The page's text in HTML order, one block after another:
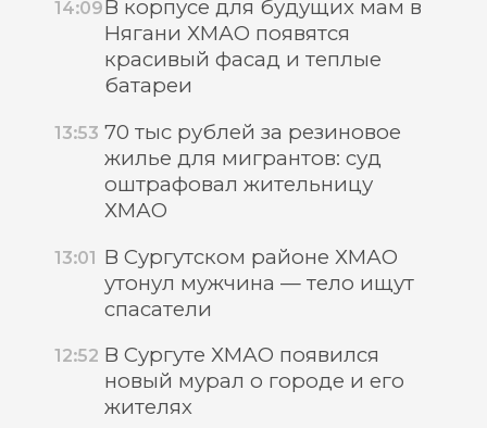
14:09В корпусе для будущих мам в
Нягани ХМАО появятся
красивый фасад и теплые
батареи
13:53 70 тыс рублей за резиновое
жилье для мигрантов: суд
оштрафовал жительницу
ХМАО
13:01 В Сургутском районе ХМАО
утонул мужчина — тело ищут
спасатели
12:52 В Сургуте ХМАО появился
новый мурал о городе и его
жителях